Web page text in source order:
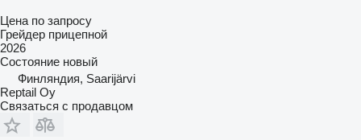
Цена по запросу
Грейдер прицепной
2026
Состояние новый
Финляндия, Saarijärvi
Reptail Oy
Связаться с продавцом